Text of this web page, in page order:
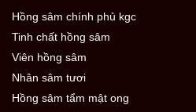
Hồng sâm chính phủ kgc
Tinh chất hồng sâm
Viên hồng sâm
Nhân sâm tươi
Hồng sâm tẩm mật ong